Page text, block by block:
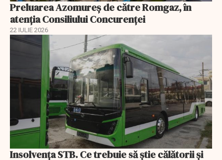
Preluarea Azomureş de către Romgaz, în
atenţia Consiliului Concurenţei
22 IULIE 2026
Insolvenţa STB. Ce trebuie să ştie călătorii şi